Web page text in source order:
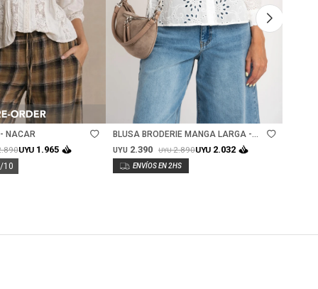
NACAR
UYU 1.965
10
Talle
BLUSA BRODERIE MANGA LARGA -
NACAR
UYU 2.390 UYU2.890UYU 2.032